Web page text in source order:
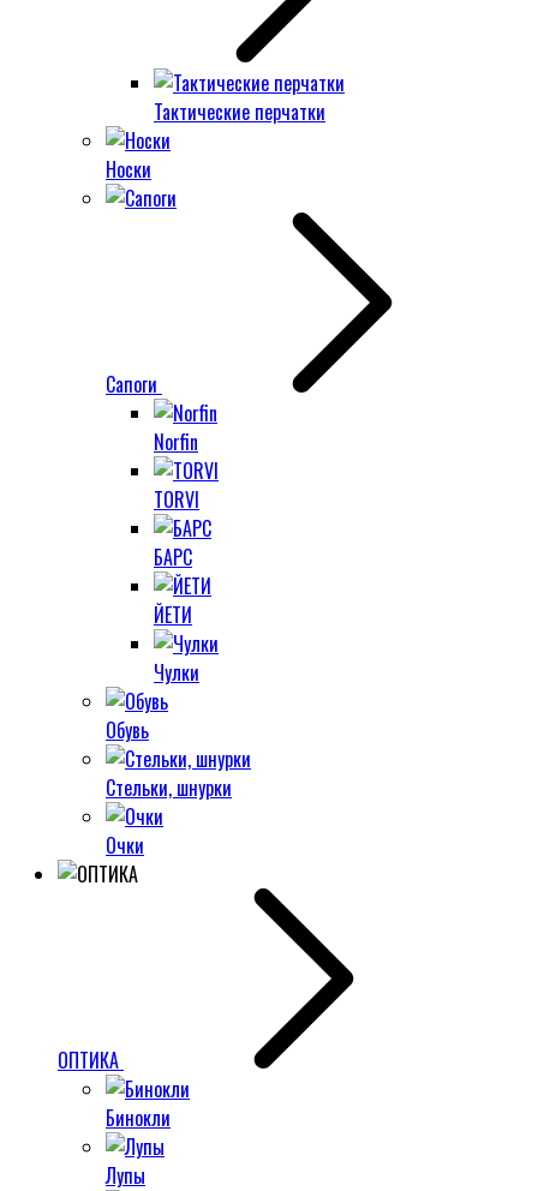
Тактические перчатки
Носки
Сапоги
Norfin
TORVI
БАРС
ЙЕТИ
Чулки
Обувь
Стельки, шнурки
Очки
ОПТИКА
Бинокли
Лупы